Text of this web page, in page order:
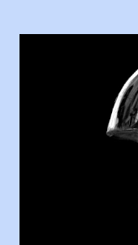
Nesrin’in
havuzunun
duruyor. Havuzun
yüzücüleri. Erkekler
Sadece 4 kız çocuğu
kızından biri oluyor
Adana Nesrin, 16